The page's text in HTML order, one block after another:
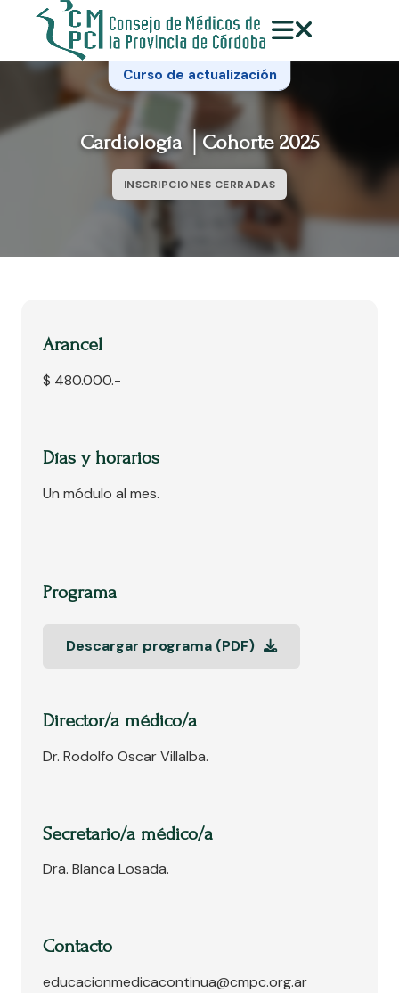
Curso de actualización
Cardiología │Cohorte 2025
INSCRIPCIONES CERRADAS
Arancel
$ 480.000.-
Días y horarios
Un módulo al mes.
Programa
Descargar programa (PDF)
Director/a médico/a
Dr. Rodolfo Oscar Villalba.
Secretario/a médico/a
Dra. Blanca Losada.
Contacto
educacionmedicacontinua@cmpc.org.ar